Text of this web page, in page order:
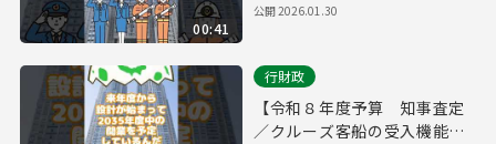
00:41
公開2026.01.30
行財政
【令和８年度予算 知事査定
／クルーズ客船の受入機能を